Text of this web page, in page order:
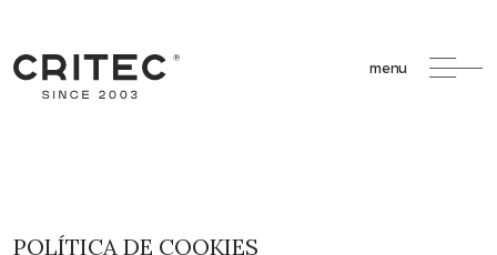
menu
POLÍTICA DE COOKIES